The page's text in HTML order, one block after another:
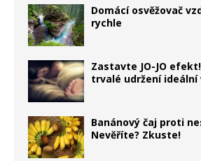
Domácí osvěžovač
rychle
Zastavte JO-JO
trvalé udržení ideální
Banánový čaj proti
Nevěříte? Zkuste!